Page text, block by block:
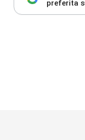
preferita